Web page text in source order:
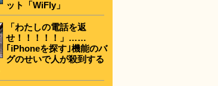
ット「WiFly」
「わたしの電話を返
せ！！！！！」……
｢iPhoneを探す｣機能のバ
グのせいで人が殺到する